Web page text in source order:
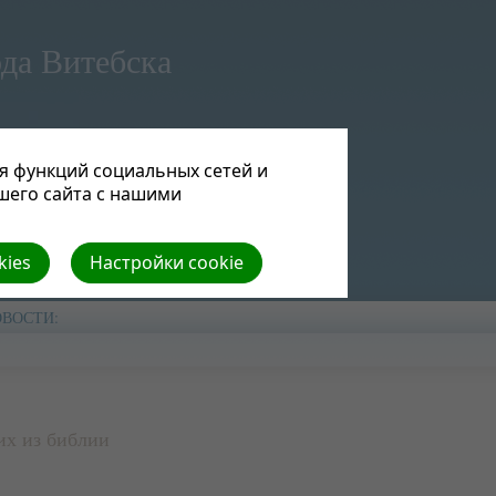
Витебска
из библии
функций социальных сетей и
сайта с нашими
Настройки cookie